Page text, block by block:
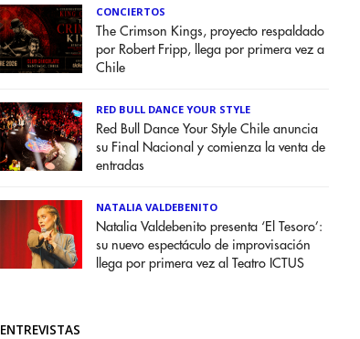
CONCIERTOS
The Crimson Kings, proyecto respaldado
por Robert Fripp, llega por primera vez a
Chile
RED BULL DANCE YOUR STYLE
Red Bull Dance Your Style Chile anuncia
su Final Nacional y comienza la venta de
entradas
NATALIA VALDEBENITO
Natalia Valdebenito presenta ‘El Tesoro’:
su nuevo espectáculo de improvisación
llega por primera vez al Teatro ICTUS
ENTREVISTAS